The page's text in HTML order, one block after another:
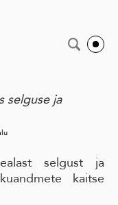
selguse ja
selgust ja
kaitse